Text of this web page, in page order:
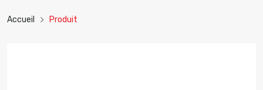
Accueil Produit